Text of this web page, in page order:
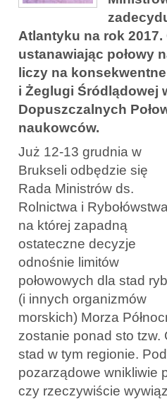
Atlantyku na rok
ustanawiając połowy
liczy na
i Żeglugi Śródlądowej
Dopuszczalnych
naukowców.
Już 12-13 grudnia w
Brukseli odbędzie się
Rada Ministrów ds.
Rolnictwa i
na której zapadną
ostateczne decyzje
odnośnie limitów
połowowych dla stad ryb
(i innych organizmów
morskich) Morza
zostanie ponad sto tzw.
stad w tym regionie.
pozarządowe wnikliwie
czy rzeczywiście